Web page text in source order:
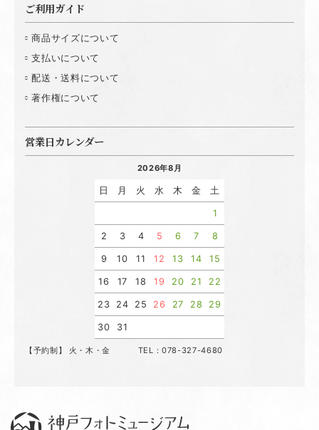
ご利用ガイド
商品サイズについて
支払いについて
配送・送料について
著作権について
営業日カレンダー
2026年8月
日 月 火 水 木 金 土
1
2 3 4 5 6 7 8
9 10 11 12 13 14 15
16 17 18 19 20 21 22
23 24 25 26 27 28 29
30 31
【予約制】 火・木・金 TEL：078-327-4680